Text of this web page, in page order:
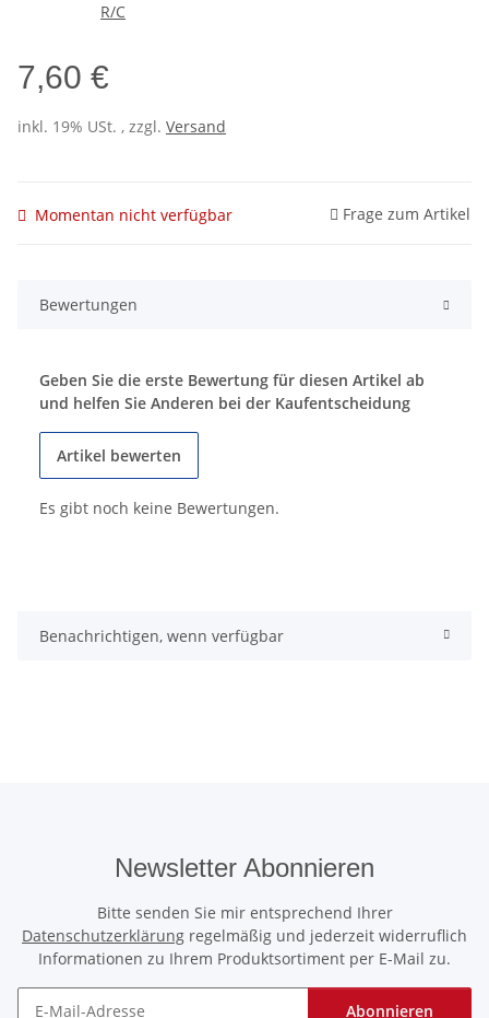
7,60 €
inkl. 19% USt. , zzgl. Versand
Momentan nicht verfügbar Frage zum Artikel
Bewertungen
Geben Sie die erste Bewertung für diesen Artikel ab
und helfen Sie Anderen bei der Kaufentscheidung
Artikel bewerten
Es gibt noch keine Bewertungen.
Benachrichtigen, wenn verfügbar
Newsletter Abonnieren
Bitte senden Sie mir entsprechend Ihrer
Datenschutzerklärung regelmäßig und jederzeit widerruflich
Informationen zu Ihrem Produktsortiment per E-Mail zu.
Abonnieren